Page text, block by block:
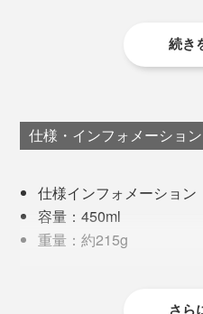
味、香り、栄養を損なわず
でキープ。同じボトルを気
く、“何で飲むか”も見直し
ットに入れて、持ち運びや
本体は真空二重構造で保冷
はありませんでした（室温
確認）。フタを取り外した
氷なら楽々入ります。
ブラウン／優しいミル
グリーン／くすみ感の
主張しすぎないシルバー
スリムだからリュックの外
続き
仕様・インフォメーション
仕様インフォメーション
容量：450ml
重量：約215g
さら